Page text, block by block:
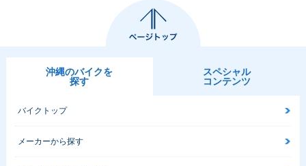
沖縄のバイクを
探す
スペシャル
コンテンツ
バイクトップ
メーカーから探す